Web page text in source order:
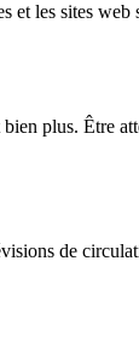
et les sites web
bien plus. Être
de